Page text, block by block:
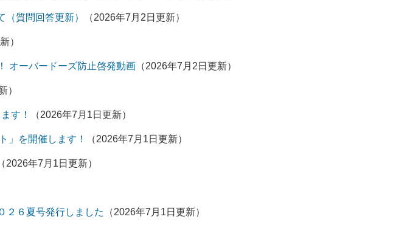
質問回答更新） （2026年7月2日更新）
）
オーバードーズ防止啓発動画 （2026年7月2日更新）
）
す！ （2026年7月1日更新）
」を開催します！ （2026年7月1日更新）
（2026年7月1日更新）
６夏号発行しました （2026年7月1日更新）